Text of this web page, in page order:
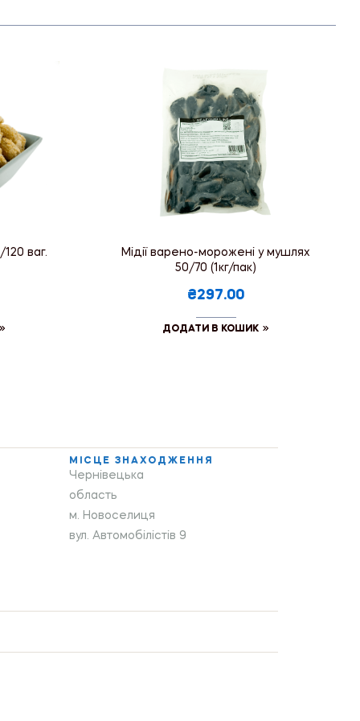
ваг.
Мідії варено-морожені у мушлях
50/70 (1кг/пак)
₴297.00
ДОДАТИ В КОШИК
МІСЦЕ ЗНАХОДЖЕННЯ
Чернівецька
область
м. Новоселиця
вул. Автомобілістів 9